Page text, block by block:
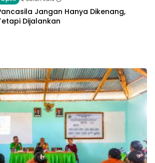
Jangan Hanya Dikenang,
Dijalankan